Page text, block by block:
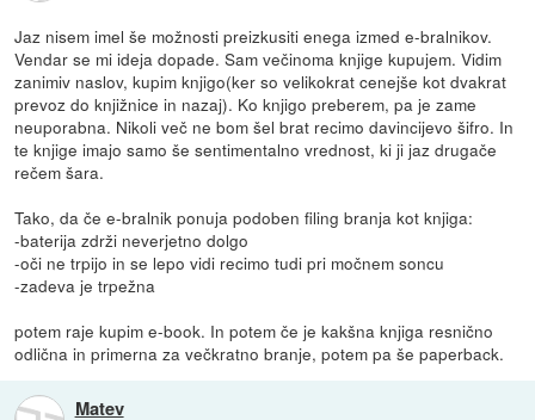
Jaz nisem imel še možnosti preizkusiti enega izmed e-bralnikov.
Vendar se mi ideja dopade. Sam večinoma knjige kupujem. Vidim
zanimiv naslov, kupim knjigo(ker so velikokrat cenejše kot dvakrat
prevoz do knjižnice in nazaj). Ko knjigo preberem, pa je zame
neuporabna. Nikoli več ne bom šel brat recimo davincijevo šifro. In
te knjige imajo samo še sentimentalno vrednost, ki ji jaz drugače
rečem šara.
Tako, da če e-bralnik ponuja podoben filing branja kot knjiga:
-baterija zdrži neverjetno dolgo
-oči ne trpijo in se lepo vidi recimo tudi pri močnem soncu
-zadeva je trpežna
potem raje kupim e-book. In potem če je kakšna knjiga resnično
odlična in primerna za večkratno branje, potem pa še paperback.
Matev